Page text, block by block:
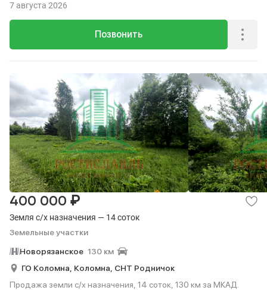
Позвонить
7 августа 2026
Земля с/х назначения — 14 соток
Земельные участки
400 000 ₽
Новорязанское 130 км
ГО Коломна, Коломна, СНТ Родничок
Продажа земли с/х назначения, 14 соток, 130 км за МКАД.